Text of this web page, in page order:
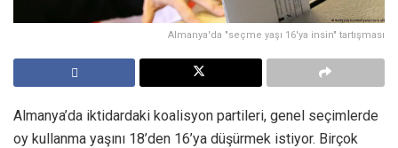
Almanya'da "seçme yaşı 16'ya insin" tartışması
Almanya’da iktidardaki koalisyon partileri, genel seçimlerde
oy kullanma yaşını 18’den 16’ya düşürmek istiyor. Birçok